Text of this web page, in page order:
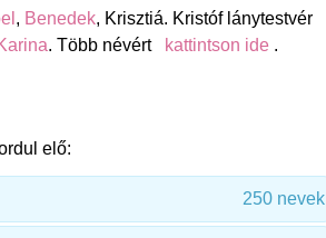
, Benedek, Krisztiá. Kristóf lánytestvér
. Több névért kattintson ide .
elő:
250 nevek